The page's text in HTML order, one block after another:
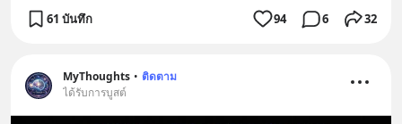
61 บันทึก 94 6 32
MyThoughts • ติดตาม
ได้รับการบูสต์